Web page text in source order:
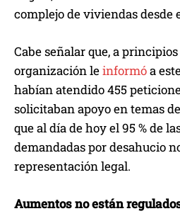
complejo de viviendas desde
Cabe señalar que, a
organización leinformóa
habían atendido 455
solicitaban apoyo en temas
que al día de hoy el 95 % de
demandadas por desahucio
representación legal.
Aumentos no están